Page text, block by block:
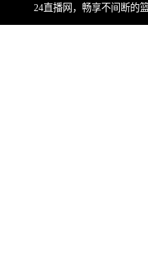
24直播网，畅享不间断的